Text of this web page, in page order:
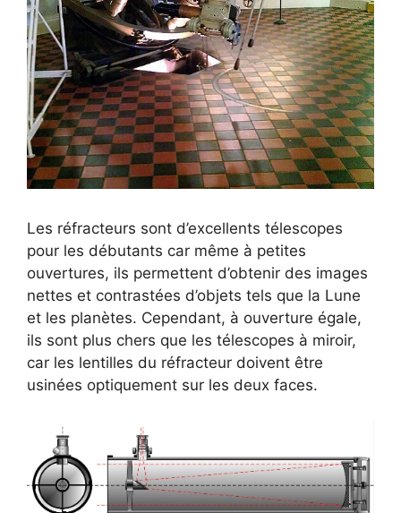
Les réfracteurs sont d’excellents télescopes
pour les débutants car même à petites
ouvertures, ils permettent d’obtenir des images
nettes et contrastées d’objets tels que la Lune
et les planètes. Cependant, à ouverture égale,
ils sont plus chers que les télescopes à miroir,
car les lentilles du réfracteur doivent être
usinées optiquement sur les deux faces.